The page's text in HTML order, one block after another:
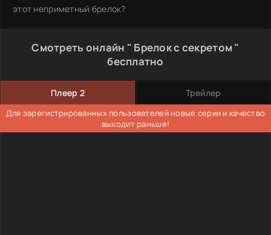
этот неприметный брелок?
Смотреть онлайн " Брелок с секретом "
бесплатно
Плеер 2 Трейлер
Для зарегистрированных пользователей новые серии и качество
выходит раньше!